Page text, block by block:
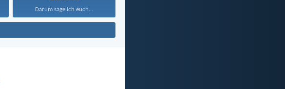
Darum sage ich euch...